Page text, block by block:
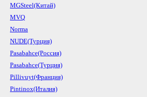
MGSteel(Китай)
MVQ
Norma
NUDE(Турция)
Pasabahce(Россия)
Pasabahce(Турция)
Pillivuyt(Франция)
Pintinox(Италия)